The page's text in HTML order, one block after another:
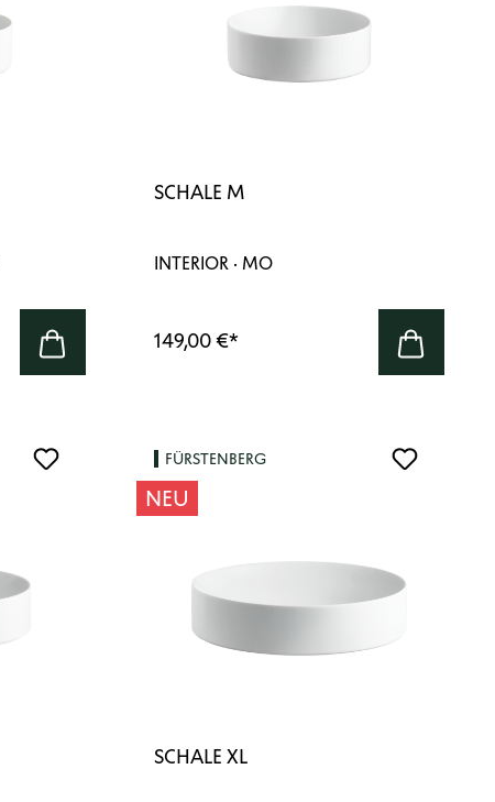
SCHALE M
INTERIOR · MO
149,00 €*
FÜRSTENBERG
NEU
SCHALE XL